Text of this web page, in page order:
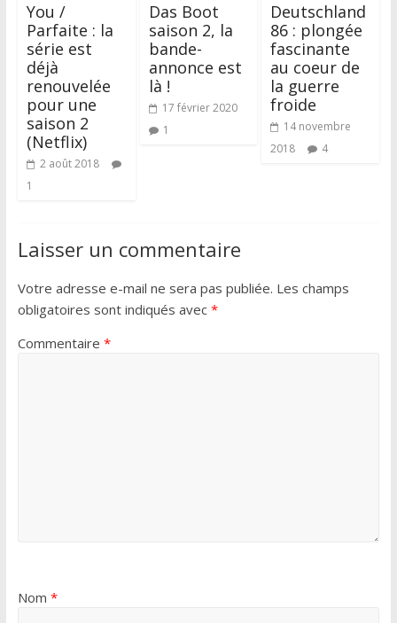
You /
Parfaite : la
série est
déjà
renouvelée
pour une
saison 2
(Netflix)
2 août 2018
1
Das Boot
saison 2, la
bande-
annonce est
là !
17 février 2020
1
Deutschland
86 : plongée
fascinante
au coeur de
la guerre
froide
14 novembre
2018
4
Laisser un commentaire
Votre adresse e-mail ne sera pas publiée. Les champs
obligatoires sont indiqués avec *
Commentaire *
Nom *